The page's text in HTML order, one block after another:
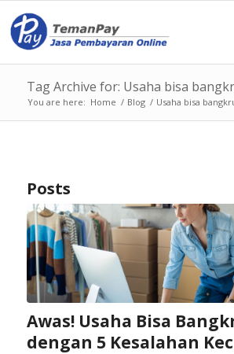
Tag Archive for: Usaha bisa
You are here: Home / Blog / Usaha bisa
Posts
Awas! Usaha Bisa
dengan 5 Kesalahan